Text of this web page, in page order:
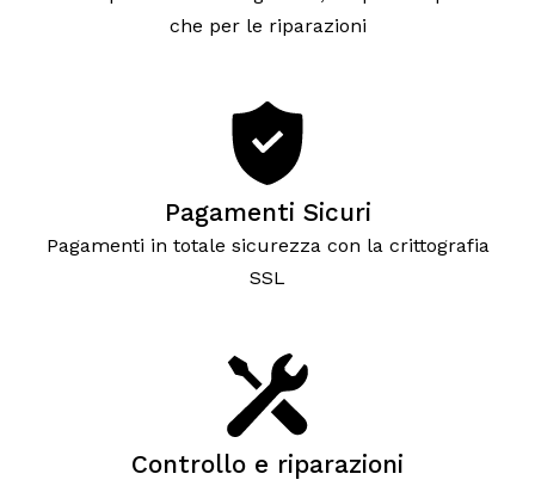
che per le riparazioni
Pagamenti Sicuri
Pagamenti in totale sicurezza con la crittografia
SSL
Controllo e riparazioni